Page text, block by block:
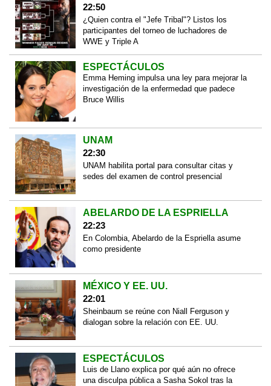
22:50
¿Quien contra el "Jefe Tribal"? Listos los
participantes del torneo de luchadores de
WWE y Triple A
ESPECTÁCULOS
Emma Heming impulsa una ley para mejorar la
investigación de la enfermedad que padece
Bruce Willis
UNAM
22:30
UNAM habilita portal para consultar citas y
sedes del examen de control presencial
ABELARDO DE LA ESPRIELLA
22:23
En Colombia, Abelardo de la Espriella asume
como presidente
MÉXICO Y EE. UU.
22:01
Sheinbaum se reúne con Niall Ferguson y
dialogan sobre la relación con EE. UU.
ESPECTÁCULOS
Luis de Llano explica por qué aún no ofrece
una disculpa pública a Sasha Sokol tras la